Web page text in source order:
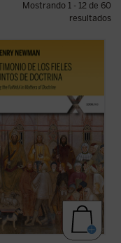
Mostrando 1 - 12 de 60
resultados
de los fieles en asuntos de
de John Henry Newman en
Publicado en 1859 en la
Rambler, aborda una cuestión
vida de la ...(ver ficha)